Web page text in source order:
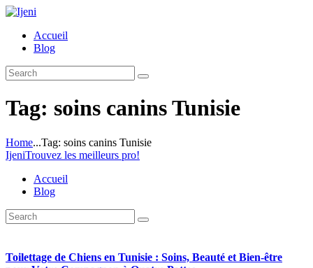
Accueil
Blog
Tag: soins canins Tunisie
Home...Tag: soins canins Tunisie
IjeniTrouvez les meilleurs pro!
Accueil
Blog
Toilettage de Chiens en Tunisie : Soins, Beauté et Bien-être